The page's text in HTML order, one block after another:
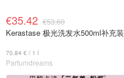
€35.42 €53.60
Kerastase 极光洗发水500ml补充装
70.84 € / 1 l
Parfumdreams